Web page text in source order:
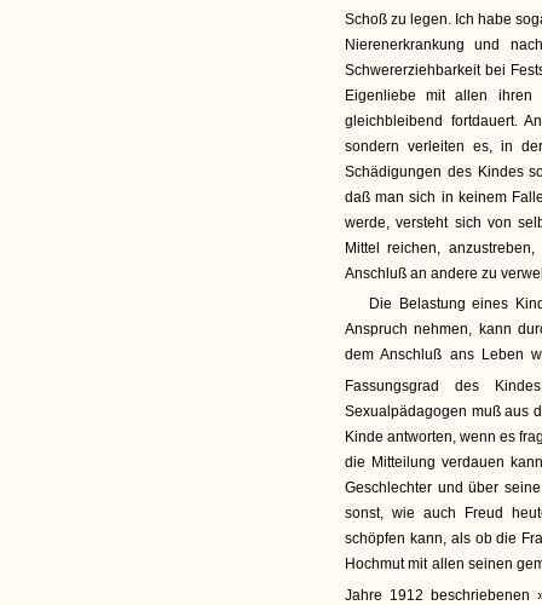
Schoß zu legen. Ich habe
Nierenerkrankung und
Schwererziehbarkeit bei
Eigenliebe mit allen ihren
gleichbleibend fortdauert.
sondern verleiten es, in
Schädigungen des Kindes
daß man sich in keinem
werde, versteht sich von
Mittel reichen,
Anschluß an andere zu
Die Belastung eines
Anspruch nehmen, kann
dem Anschluß ans Leben
Fassungsgrad des
Sexualpädagogen muß aus
Kinde antworten, wenn es
die Mitteilung verdauen
Geschlechter und über
sonst, wie auch Freud
schöpfen kann, als ob die
Hochmut mit allen seinen
Jahre 1912 beschriebenen